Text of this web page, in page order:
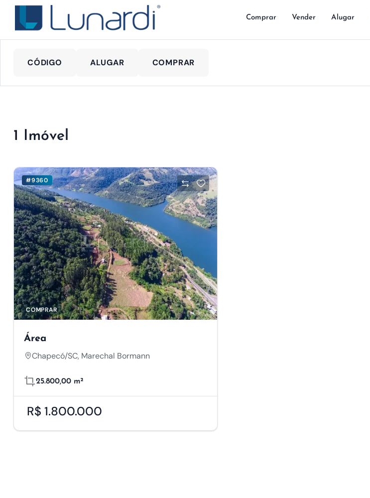
Comprar Vender Alugar
CÓDIGO ALUGAR COMPRAR
1 Imóvel
#9360
COMPRAR
Área
Chapecó/SC, Marechal Bormann
25.800,00 m²
R$ 1.800.000